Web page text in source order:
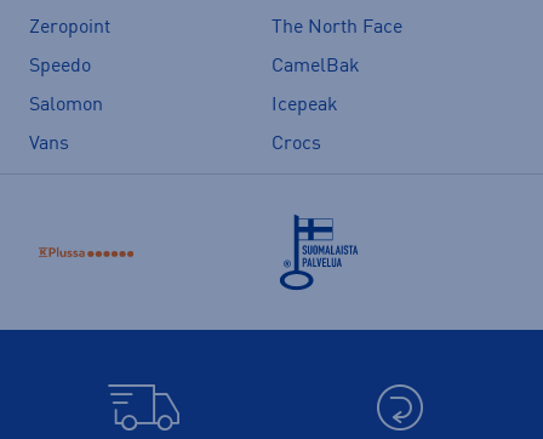
Zeropoint
The North Face
Speedo
CamelBak
Salomon
Icepeak
Vans
Crocs